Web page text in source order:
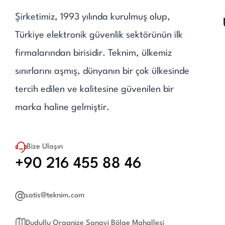
Şirketimiz, 1993 yılında kurulmuş olup,
Türkiye elektronik güvenlik sektörünün ilk
firmalarından birisidir. Teknim, ülkemiz
sınırlarını aşmış, dünyanın bir çok ülkesinde
tercih edilen ve kalitesine güvenilen bir
marka haline gelmiştir.
Bize Ulaşın
+90 216 455 88 46
satis@teknim.com
Dudullu Organize Sanayi Bölge Mahallesi